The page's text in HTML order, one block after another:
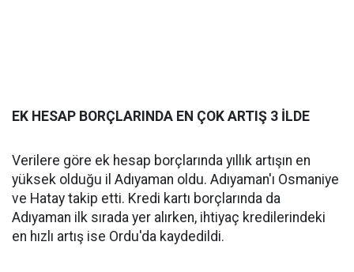
EK HESAP BORÇLARINDA EN ÇOK ARTIŞ 3 İLDE
Verilere göre ek hesap borçlarında yıllık artışın en
yüksek olduğu il Adıyaman oldu. Adıyaman'ı Osmaniye
ve Hatay takip etti. Kredi kartı borçlarında da
Adıyaman ilk sırada yer alırken, ihtiyaç kredilerindeki
en hızlı artış ise Ordu'da kaydedildi.